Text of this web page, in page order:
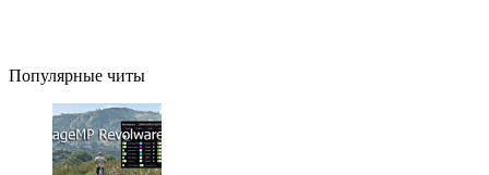
Популярные читы